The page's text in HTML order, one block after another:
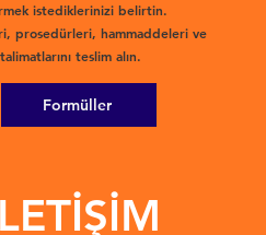
istediklerinizi belirtin.
prosedürleri, hammaddeleri ve
teslim alın.
Formüller